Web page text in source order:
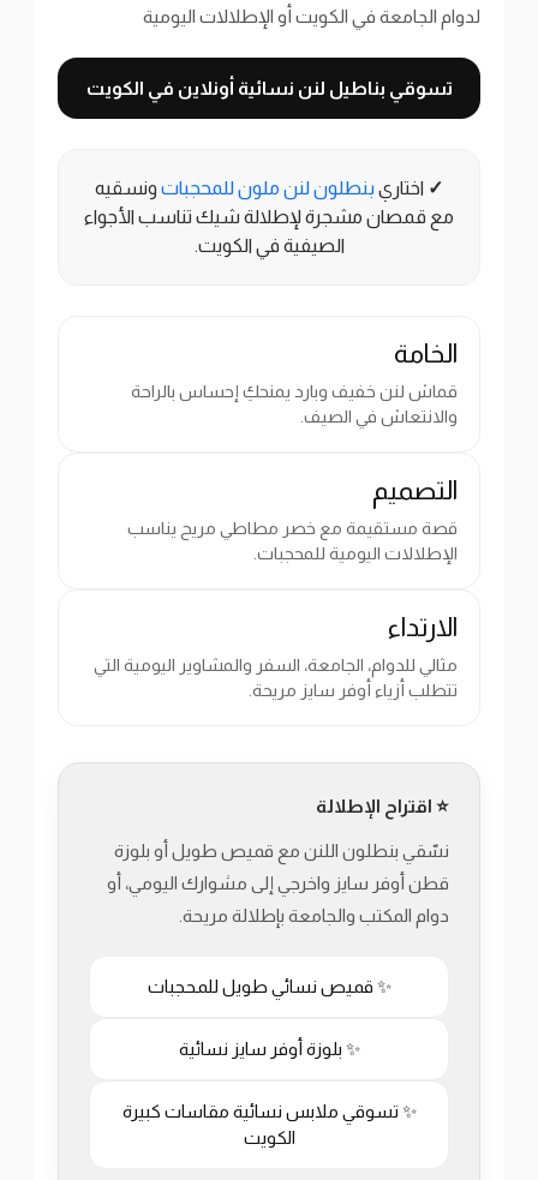
لدوام الجامعة في الكويت أو الإطلالات اليومية
تسوقي بناطيل لنن نسائية أونلاين في الكويت
✓ اختاري بنطلون لنن ملون للمحجبات ونسقيه
مع قمصان مشجرة لإطلالة شيك تناسب الأجواء
الصيفية في الكويت.
الخامة
قماش لنن خفيف وبارد يمنحكِ إحساس بالراحة
والانتعاش في الصيف.
التصميم
قصة مستقيمة مع خصر مطاطي مريح يناسب
الإطلالات اليومية للمحجبات.
الارتداء
مثالي للدوام، الجامعة، السفر والمشاوير اليومية التي
تتطلب أزياء أوفر سايز مريحة.
⭐ اقتراح الإطلالة
نسّقي بنطلون اللنن مع قميص طويل أو بلوزة
قطن أوفر سايز واخرجي إلى مشوارك اليومي، أو
دوام المكتب والجامعة بإطلالة مريحة.
✨ قميص نسائي طويل للمحجبات
✨ بلوزة أوفر سايز نسائية
✨ تسوقي ملابس نسائية مقاسات كبيرة
الكويت